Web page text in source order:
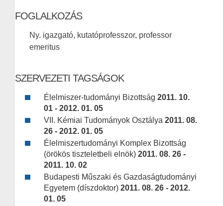
FOGLALKOZÁS
Ny. igazgató, kutatóprofesszor, professor
emeritus
SZERVEZETI TAGSÁGOK
Élelmiszer-tudományi Bizottság 2011. 10.
01 - 2012. 01. 05
VII. Kémiai Tudományok Osztálya 2011. 08.
26 - 2012. 01. 05
Élelmiszertudományi Komplex Bizottság
(örökös tiszteletbeli elnök) 2011. 08. 26 -
2011. 10. 02
Budapesti Műszaki és Gazdaságtudományi
Egyetem (díszdoktor) 2011. 08. 26 - 2012.
01. 05